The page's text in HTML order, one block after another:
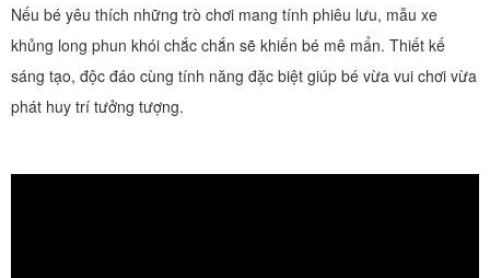
Nếu bé yêu thích những trò chơi mang tính phiêu lưu, mẫu xe
khủng long phun khói chắc chắn sẽ khiến bé mê mẩn. Thiết kế
sáng tạo, độc đáo cùng tính năng đặc biệt giúp bé vừa vui chơi vừa
phát huy trí tưởng tượng.